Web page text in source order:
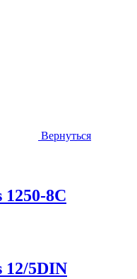
Вернуться
8C
12/5DIN